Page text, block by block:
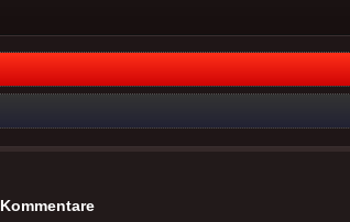
Kommentare